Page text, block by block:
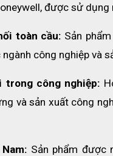
được sử
toàn cầu: Sản
công nghiệp và
trong công nghiệp:
và sản xuất công
Sản phẩm được